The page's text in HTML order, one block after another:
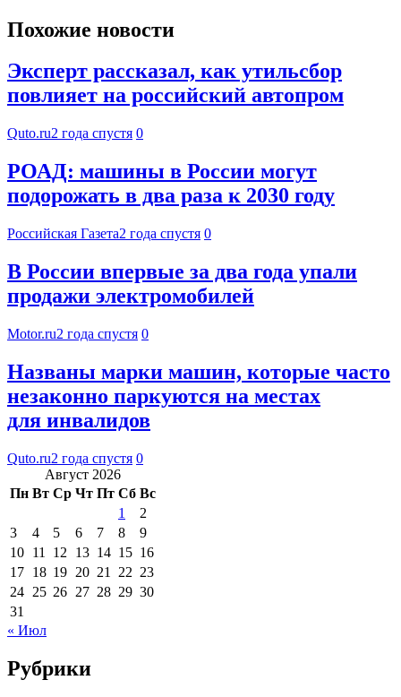
Похожие новости
Эксперт рассказал, как утильсбор
повлияет на российский автопром
Quto.ru2 года спустя 0
РОАД: машины в России могут
подорожать в два раза к 2030 году
Российская Газета2 года спустя 0
В России впервые за два года упали
продажи электромобилей
Motor.ru2 года спустя 0
Названы марки машин, которые часто
незаконно паркуются на местах
для инвалидов
Quto.ru2 года спустя 0
Август 2026
Пн Вт Ср Чт Пт Сб Вс
1
2
3
4 5 6 7 8
9
10 11 12 13 14 15 16
17 18 19 20 21 22 23
24 25 26 27 28 29 30
31
« Июл
Рубрики